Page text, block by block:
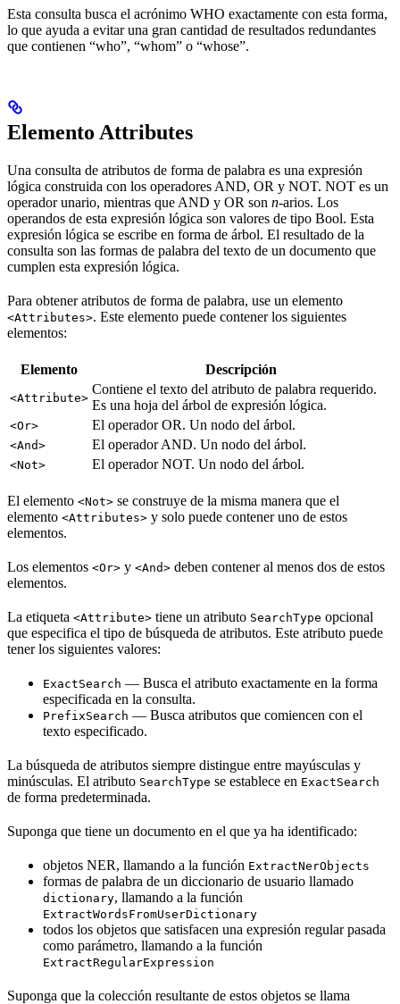
Esta consulta busca el acrónimo WHO exactamente con esta forma,
lo que ayuda a evitar una gran cantidad de resultados redundantes
que contienen “who”, “whom” o “whose”.
Elemento Attributes
Una consulta de atributos de forma de palabra es una expresión
lógica construida con los operadores AND, OR y NOT. NOT es un
operador unario, mientras que AND y OR son n-arios. Los
operandos de esta expresión lógica son valores de tipo Bool. Esta
expresión lógica se escribe en forma de árbol. El resultado de la
consulta son las formas de palabra del texto de un documento que
cumplen esta expresión lógica.
Para obtener atributos de forma de palabra, use un elemento
<Attributes>. Este elemento puede contener los siguientes
elementos:
Elemento Descripción
<Attribute>
Contiene el texto del atributo de palabra requerido.
Es una hoja del árbol de expresión lógica.
<Or> El operador OR. Un nodo del árbol.
<And> El operador AND. Un nodo del árbol.
<Not> El operador NOT. Un nodo del árbol.
El elemento <Not> se construye de la misma manera que el
elemento <Attributes> y solo puede contener uno de estos
elementos.
Los elementos <Or> y <And> deben contener al menos dos de estos
elementos.
La etiqueta <Attribute> tiene un atributo SearchType opcional
que especifica el tipo de búsqueda de atributos. Este atributo puede
tener los siguientes valores:
ExactSearch — Busca el atributo exactamente en la forma
especificada en la consulta.
PrefixSearch — Busca atributos que comiencen con el
texto especificado.
La búsqueda de atributos siempre distingue entre mayúsculas y
minúsculas. El atributo SearchType se establece en ExactSearch
de forma predeterminada.
Suponga que tiene un documento en el que ya ha identificado:
objetos NER, llamando a la función ExtractNerObjects
formas de palabra de un diccionario de usuario llamado
dictionary, llamando a la función
ExtractWordsFromUserDictionary
todos los objetos que satisfacen una expresión regular pasada
como parámetro, llamando a la función
ExtractRegularExpression
Suponga que la colección resultante de estos objetos se llama